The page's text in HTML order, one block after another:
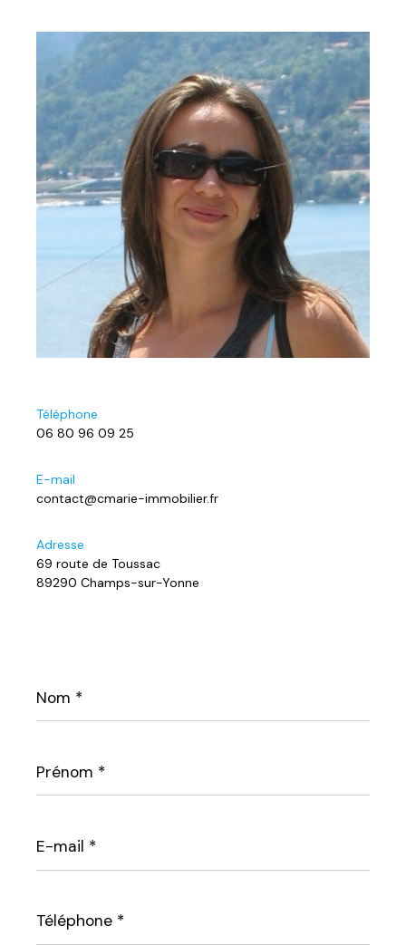
Téléphone
06 80 96 09 25
E-mail
contact@cmarie-immobilier.fr
Adresse
69 route de Toussac
89290 Champs-sur-Yonne
*
*
mail
*
*